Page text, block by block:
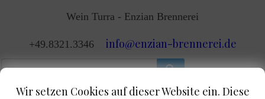
Wein Turra - Enzian Brennerei
+49.8321.3346 info@enzian-brennerei.de
0
Wir setzen Cookies auf dieser Website ein. Diese